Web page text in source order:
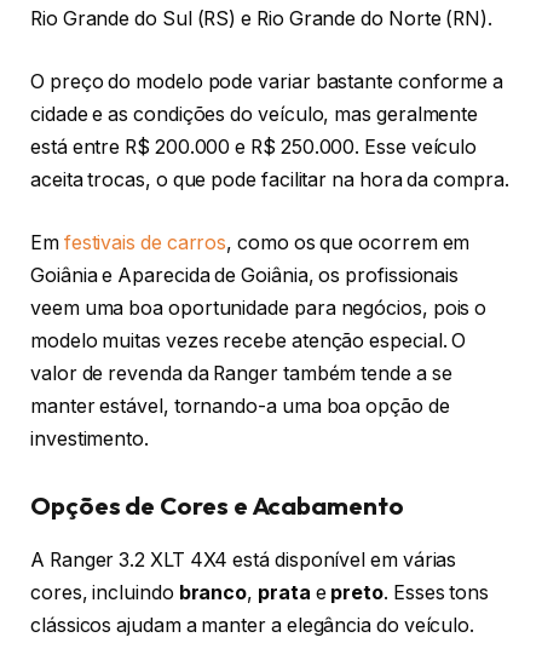
Rio Grande do Sul (RS) e Rio Grande do Norte (RN).
O preço do modelo pode variar bastante conforme a
cidade e as condições do veículo, mas geralmente
está entre R$ 200.000 e R$ 250.000. Esse veículo
aceita trocas, o que pode facilitar na hora da compra.
Em festivais de carros, como os que ocorrem em
Goiânia e Aparecida de Goiânia, os profissionais
veem uma boa oportunidade para negócios, pois o
modelo muitas vezes recebe atenção especial. O
valor de revenda da Ranger também tende a se
manter estável, tornando-a uma boa opção de
investimento.
Opções de Cores e Acabamento
A Ranger 3.2 XLT 4X4 está disponível em várias
cores, incluindo branco, prata e preto. Esses tons
clássicos ajudam a manter a elegância do veículo.